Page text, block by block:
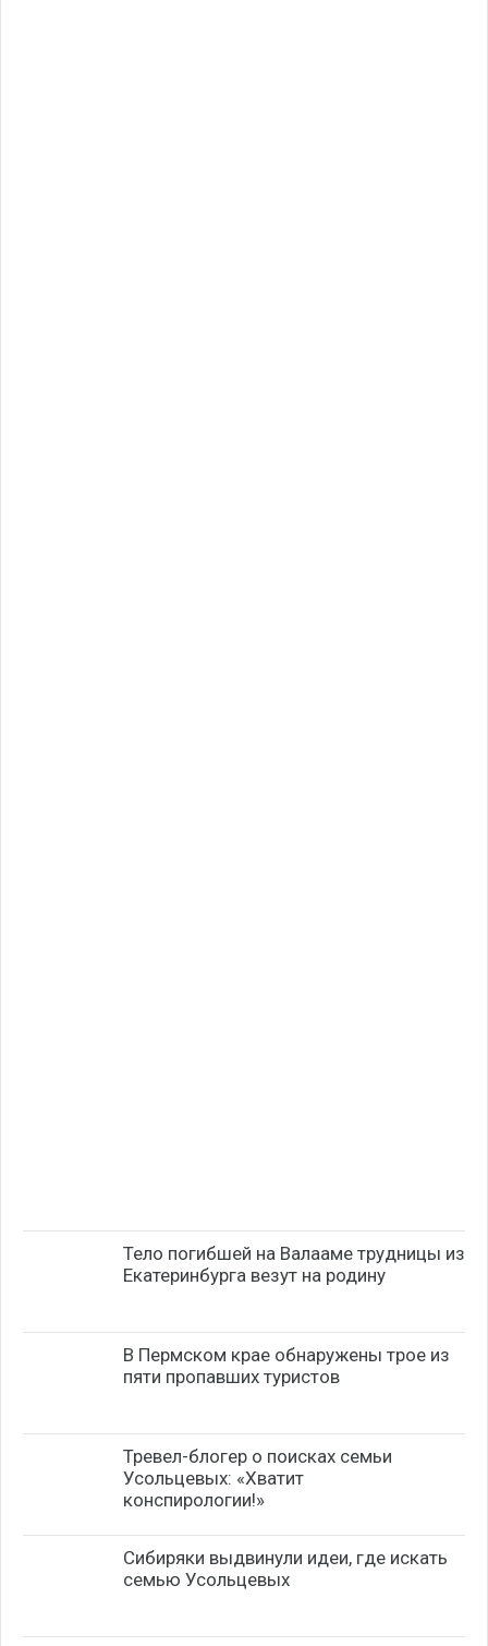
Тело погибшей на Валааме трудницы из
Екатеринбурга везут на родину
В Пермском крае обнаружены трое из
пяти пропавших туристов
Тревел-блогер о поисках семьи
Усольцевых: «Хватит
конспирологии!»
Сибиряки выдвинули идеи, где искать
семью Усольцевых